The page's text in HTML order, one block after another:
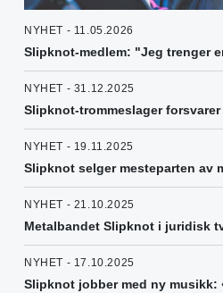
NYHET - 11.05.2026
Slipknot-medlem: "Jeg trenger
NYHET - 31.12.2025
Slipknot-trommeslager forsvarer
NYHET - 19.11.2025
Slipknot selger mesteparten av
NYHET - 21.10.2025
Metalbandet Slipknot i juridisk
NYHET - 17.10.2025
Slipknot jobber med ny musikk: